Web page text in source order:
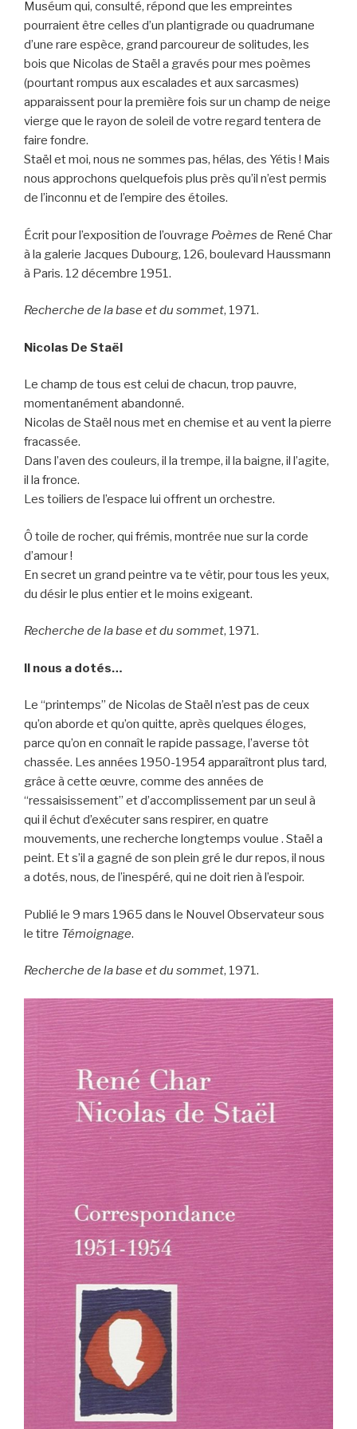
Muséum qui, consulté, répond que les empreintes
pourraient être celles d’un plantigrade ou quadrumane
d’une rare espèce, grand parcoureur de solitudes, les
bois que Nicolas de Staël a gravés pour mes poèmes
(pourtant rompus aux escalades et aux sarcasmes)
apparaissent pour la première fois sur un champ de neige
vierge que le rayon de soleil de votre regard tentera de
faire fondre.
Staël et moi, nous ne sommes pas, hélas, des Yétis ! Mais
nous approchons quelquefois plus près qu’il n’est permis
de l’inconnu et de l’empire des étoiles.
Écrit pour l’exposition de l’ouvrage Poèmes de René Char
à la galerie Jacques Dubourg, 126, boulevard Haussmann
à Paris. 12 décembre 1951.
Recherche de la base et du sommet, 1971.
Nicolas De Staël
Le champ de tous est celui de chacun, trop pauvre,
momentanément abandonné.
Nicolas de Staël nous met en chemise et au vent la pierre
fracassée.
Dans l’aven des couleurs, il la trempe, il la baigne, il l’agite,
il la fronce.
Les toiliers de l’espace lui offrent un orchestre.
Ô toile de rocher, qui frémis, montrée nue sur la corde
d’amour !
En secret un grand peintre va te vêtir, pour tous les yeux,
du désir le plus entier et le moins exigeant.
Recherche de la base et du sommet, 1971.
Il nous a dotés…
Le “printemps” de Nicolas de Staël n’est pas de ceux
qu’on aborde et qu’on quitte, après quelques éloges,
parce qu’on en connaît le rapide passage, l’averse tôt
chassée. Les années 1950-1954 apparaîtront plus tard,
grâce à cette œuvre, comme des années de
“ressaisissement” et d’accomplissement par un seul à
qui il échut d’exécuter sans respirer, en quatre
mouvements, une recherche longtemps voulue . Staël a
peint. Et s’il a gagné de son plein gré le dur repos, il nous
a dotés, nous, de l’inespéré, qui ne doit rien à l’espoir.
Publié le 9 mars 1965 dans le Nouvel Observateur sous
le titre Témoignage.
Recherche de la base et du sommet, 1971.